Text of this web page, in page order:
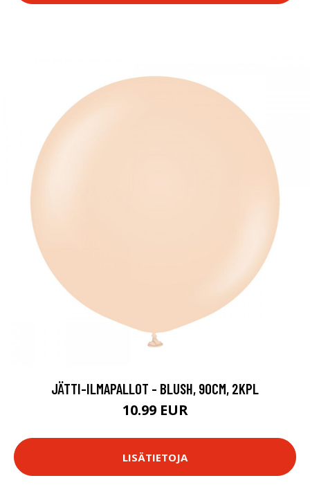
JÄTTI-ILMAPALLOT - BLUSH, 90CM, 2KPL
10.99 EUR
LISÄTIETOJA